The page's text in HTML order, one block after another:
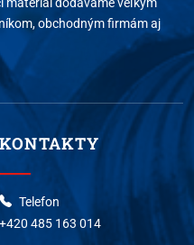
obchodným firmám aj
KONTAKTY
Telefon
+420 485 163 014